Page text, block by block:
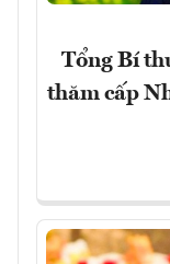
Tổng Bí
thăm cấp